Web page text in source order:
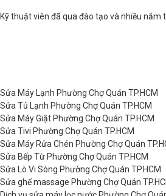
Kỹ thuật viên đã qua đào tạo và nhiều năm
Sửa Máy Lạnh Phường Chợ Quán TP.HCM
Sửa Tủ Lạnh Phường Chợ Quán TP.HCM
Sửa Máy Giặt Phường Chợ Quán TP.HCM
Sửa Tivi Phường Chợ Quán TP.HCM
Sửa Máy Rửa Chén Phường Chợ Quán
Sửa Bếp Từ Phường Chợ Quán TP.HCM
Sửa Lò Vi Sóng Phường Chợ Quán TP.HCM
Sửa ghế massage Phường Chợ Quán